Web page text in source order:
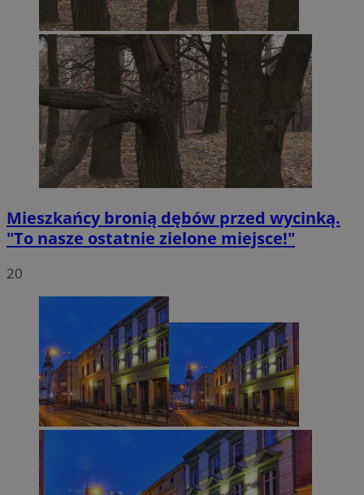
Mieszkańcy bronią dębów przed wycinką.
"To nasze ostatnie zielone miejsce!"
20